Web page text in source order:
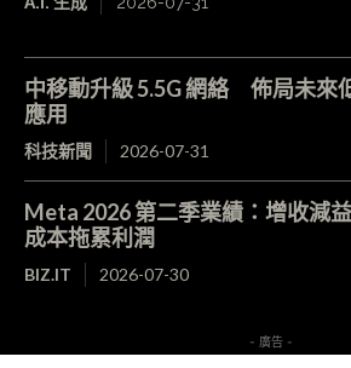
中移動升級 5.5G 網絡 佈局未來
應用
科技新聞 2026-07-31
Meta 2026 第二季業績：增收減
成本拖累利潤
BIZ.IT 2026-07-30
- 廣告 -